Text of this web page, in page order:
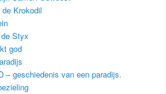
Krokodil
Styx
god
– geschiedenis van een paradijs.